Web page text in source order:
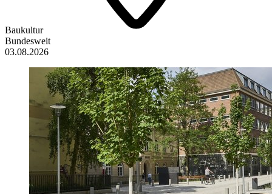
Baukultur
Bundesweit
03.08.2026